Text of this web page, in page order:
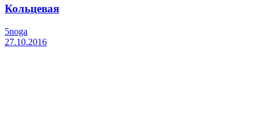
Кольцевая
5noga
27.10.2016